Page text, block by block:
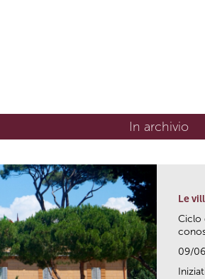
In archivio
Le
Ciclo
09/